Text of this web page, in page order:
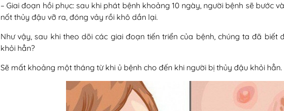
– Giai đoạn hồi phục: sau khi phát bệnh khoảng 10 ngày, người bệnh sẽ bước
nốt thủy đậu vỡ ra, đóng vảy rồi khô dần lại.
Như vậy, sau khi theo dõi các giai đoạn tiến triển của bệnh, chúng ta đã biết
khỏi hẳn?
Sẽ mất khoảng một tháng từ khi ủ bệnh cho đến khi người bị thủy đậu khỏi hẳn.